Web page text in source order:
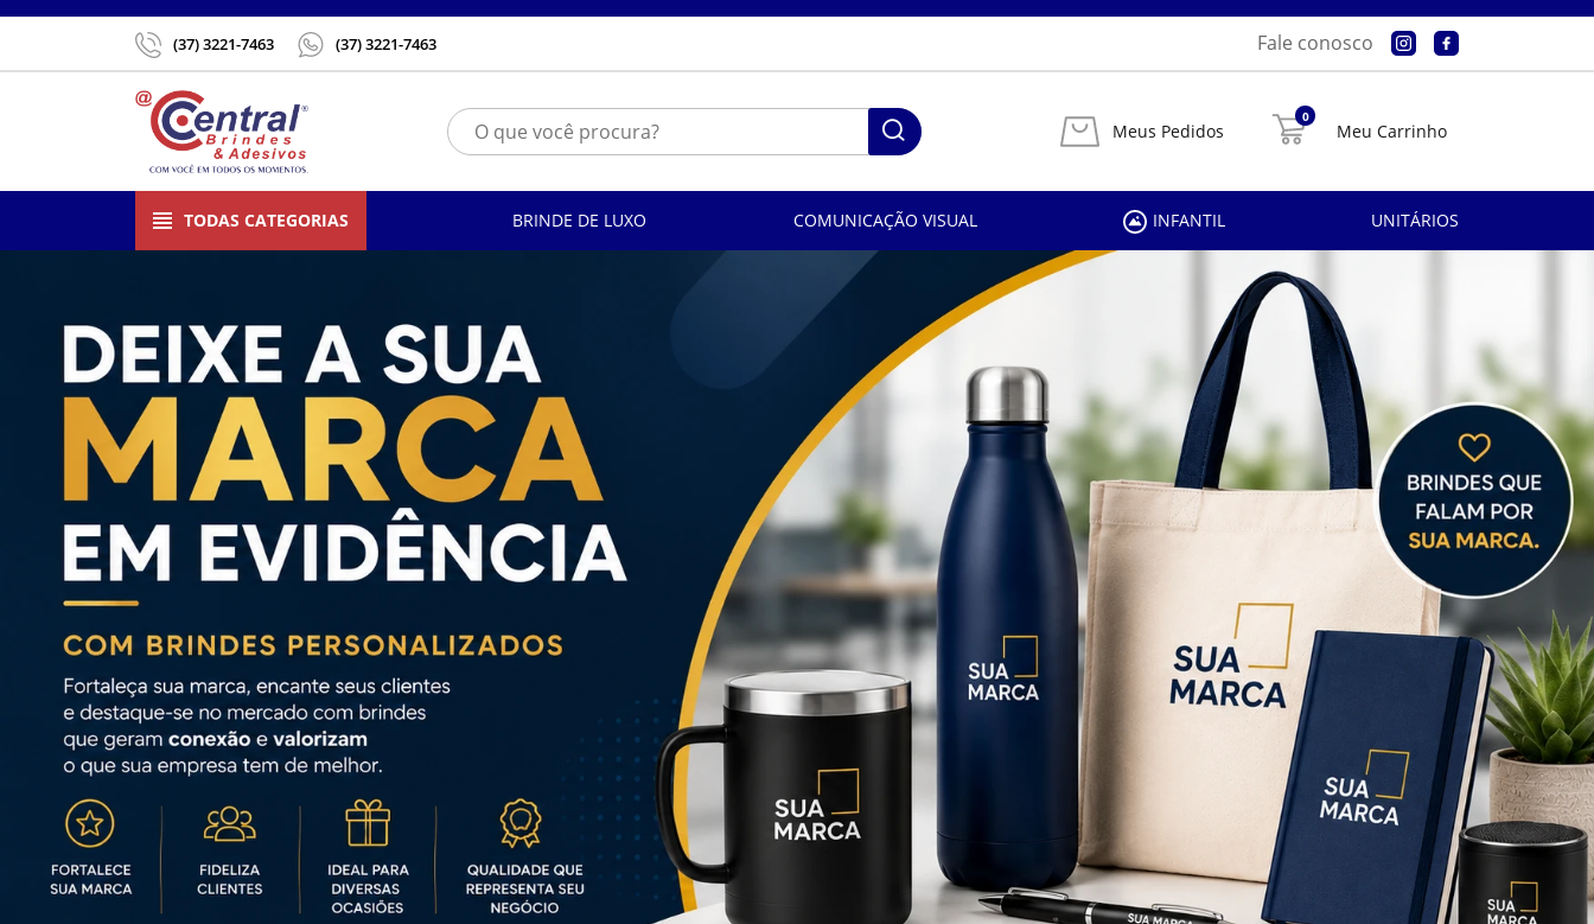
(37) 3221-7463 (37) 3221-7463 Fale conosco
Meus Pedidos
0
Meu Carrinho
TODAS CATEGORIAS BRINDE DE LUXO COMUNICAÇÃO VISUAL INFANTIL UNITÁRIOS